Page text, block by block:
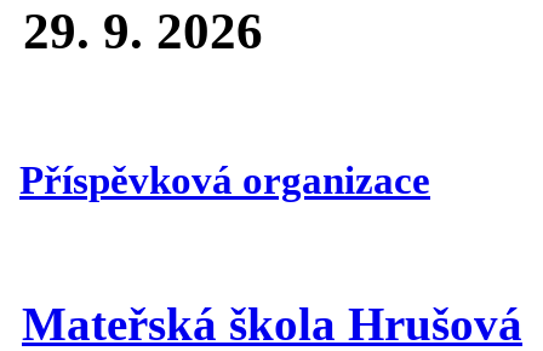
29. 9. 2026
Příspěvková organizace
Mateřská škola Hrušová